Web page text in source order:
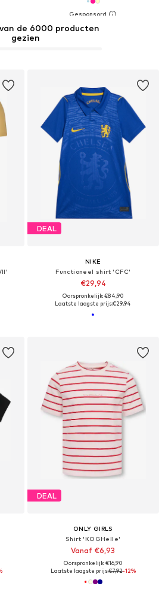
de 6000 producten
gezien
DEAL
NIKE
Functioneel shirt 'CFC'
€29,94
Oorspronkelijk: €84,90
Laatste laagste prijs:€29,94
DEAL
ONLY GIRLS
Shirt 'KOGHelle'
Vanaf €6,93
Oorspronkelijk: €16,90
Laatste laagste prijs:€7,92-12%